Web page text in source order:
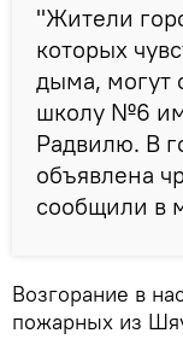
"Жители
которых
дыма, могут
школу №6
Радвилю. В
объявлена
сообщили в
Возгорание в
пожарных из